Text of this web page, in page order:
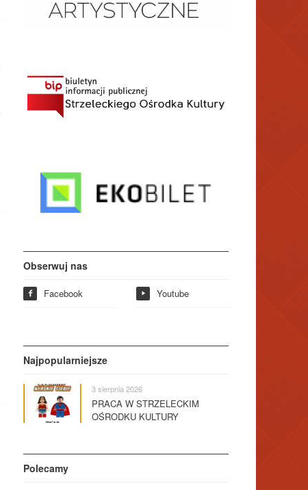
Obserwuj nas
f Facebook y Youtube
Najpopularniejsze
3 sierpnia 2026
PRACA W STRZELECKIM
OŚRODKU KULTURY
Polecamy